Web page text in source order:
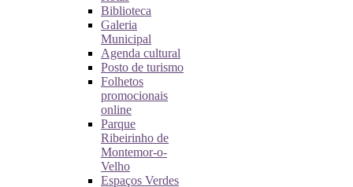
Biblioteca
Galeria
Municipal
Agenda cultural
Posto de turismo
Folhetos
promocionais
online
Parque
Ribeirinho de
Montemor-o-
Velho
Espaços Verdes